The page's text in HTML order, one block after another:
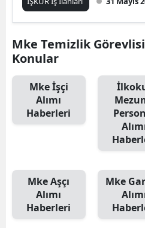
Mke Temizlik
Konular
Mke İşçi
Alımı
Haberleri
Mke Aşçı
Alımı
Haberleri
Mke